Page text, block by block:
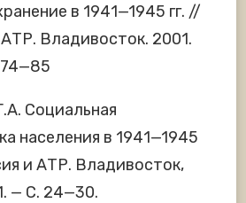
в 1941—1945 гг. //
Владивосток. 2001.
Социальная
населения в 1941—1945
и АТР. Владивосток,
— С. 24—30.